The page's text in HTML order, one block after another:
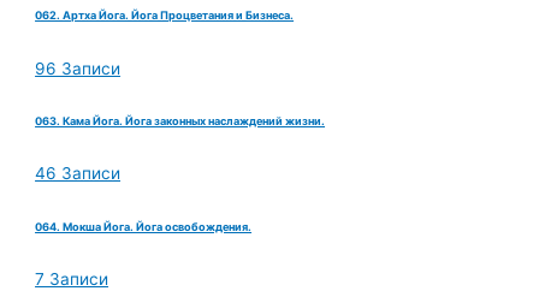
062. Артха Йога. Йога Процветания и Бизнеса.
96 Записи
063. Кама Йога. Йога законных наслаждений жизни.
46 Записи
064. Мокша Йога. Йога освобождения.
7 Записи